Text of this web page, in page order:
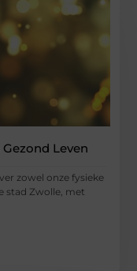
Leven
zowel onze fysieke
stad Zwolle, met